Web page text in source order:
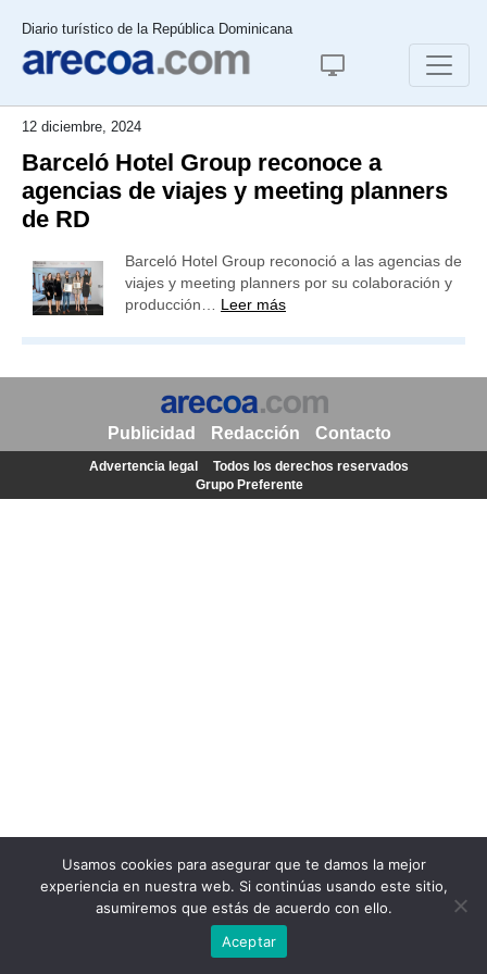
Diario turístico de la República Dominicana
12 diciembre, 2024
Barceló Hotel Group reconoce a
agencias de viajes y meeting planners
de RD
Barceló Hotel Group reconoció a las agencias de
viajes y meeting planners por su colaboración y
producción… Leer más
Usamos cookies para asegurar que te damos la mejor
experiencia en nuestra web. Si continúas usando este sitio,
asumiremos que estás de acuerdo con ello.
Aceptar
Publicidad Redacción Contacto
Advertencia legal
Todos los derechos reservados
Grupo Preferente